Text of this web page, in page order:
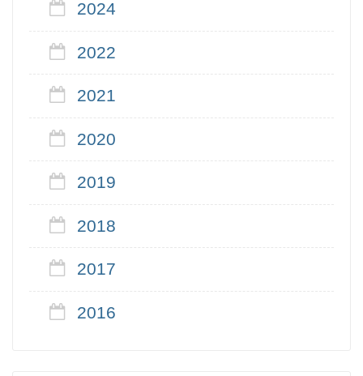
2024
2022
2021
2020
2019
2018
2017
2016